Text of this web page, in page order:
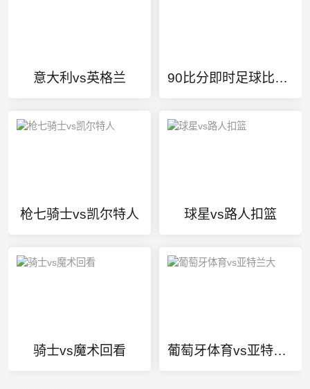
意大利vs英格兰 90比分即时足球比分 LOCALHOST
枪七骑士vs凯尔特人 球星vs路人扣篮
骑士vs魔术回看 葡萄牙体育vs亚特兰大